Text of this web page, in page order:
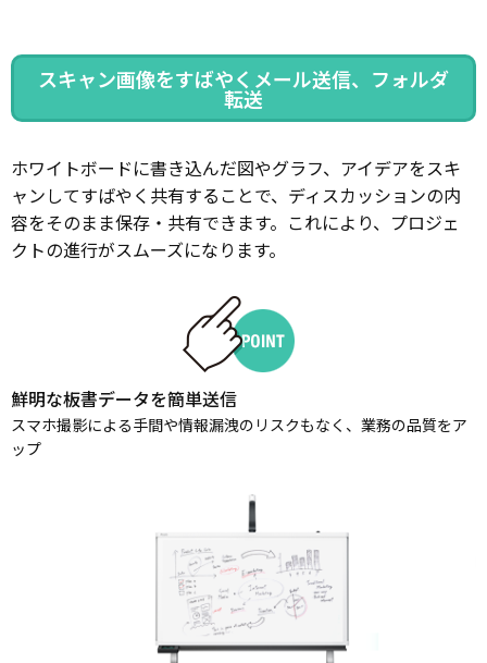
スキャン画像をすばやくメール送信、フォルダ
転送
ホワイトボードに書き込んだ図やグラフ、アイデアをスキ
ャンしてすばやく共有することで、ディスカッションの内
容をそのまま保存・共有できます。これにより、プロジェ
クトの進行がスムーズになります。
鮮明な板書データを簡単送信
スマホ撮影による手間や情報漏洩のリスクもなく、業務の品質をア
ップ